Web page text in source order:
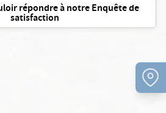
répondre à notre Enquête de
satisfaction